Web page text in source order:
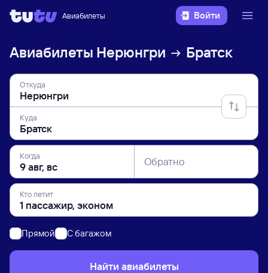
Авиабилеты Войти
Авиабилеты Нерюнгри Братск
Откуда
Куда
Когда Обратно
Кто летит
Прямой C багажом
Найти авиабилеты